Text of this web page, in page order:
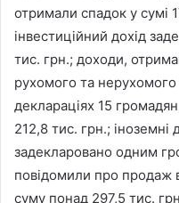
отримали спадок у сумі
інвестиційний дохід
тис. грн.; доходи,
рухомого та
деклараціях 15
212,8 тис. грн.; іноземні
задекларовано одним
повідомили про продаж
суму понад 297,5 тис.